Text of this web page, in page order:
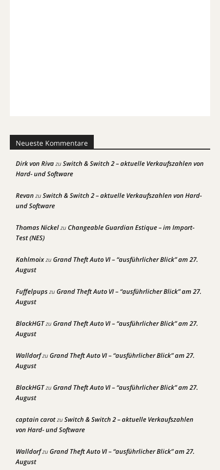
Neueste Kommentare
Dirk von RivazuSwitch & Switch 2 – aktuelle Verkaufszahlen von
Hard- und Software
Revan zuSwitch & Switch 2 – aktuelle Verkaufszahlen von Hard-
und Software
Thomas NickelzuChangeable Guardian Estique – im Import-
Test (NES)
KahlmoixzuGrand Theft Auto VI – “ausführlicher Blick” am 27.
August
FuffelpupszuGrand Theft Auto VI – “ausführlicher Blick” am 27.
August
BlackHGTzuGrand Theft Auto VI – “ausführlicher Blick” am 27.
August
WalldorfzuGrand Theft Auto VI – “ausführlicher Blick” am 27.
August
BlackHGTzuGrand Theft Auto VI – “ausführlicher Blick” am 27.
August
captain carotzuSwitch & Switch 2 – aktuelle Verkaufszahlen
von Hard- und Software
WalldorfzuGrand Theft Auto VI – “ausführlicher Blick” am 27.
August